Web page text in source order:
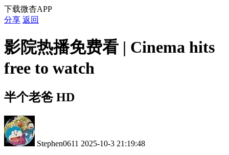
下载微杏APP
分享 返回
影院热播免费看 | Cinema hits
free to watch
半个老爸 HD
Stephen0611 2025-10-3 21:19:48